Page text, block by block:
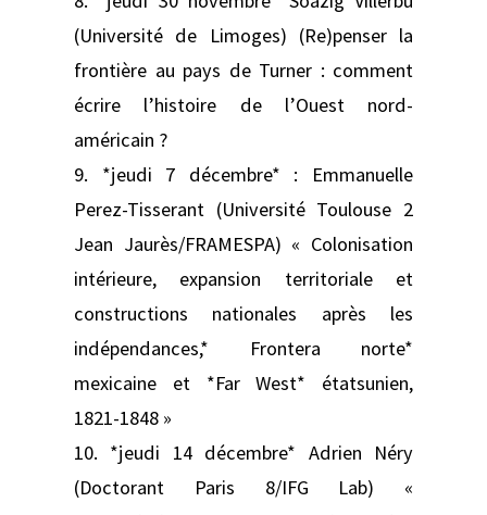
(Université de Limoges) (Re)penser la
frontière au pays de Turner : comment
écrire l’histoire de l’Ouest nord-
américain ?
9. *jeudi 7 décembre* : Emmanuelle
Perez-Tisserant (Université Toulouse 2
Jean Jaurès/FRAMESPA) « Colonisation
intérieure, expansion territoriale et
constructions nationales après les
indépendances,* Frontera norte*
mexicaine et *Far West* étatsunien,
1821-1848 »
10. *jeudi 14 décembre* Adrien Néry
(Doctorant Paris 8/IFG Lab) «